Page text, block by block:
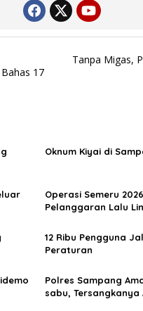
17
Tanpa Migas,
Oknum Kiyai di
Operasi Semeru
Pelanggaran Lalu
12 Ribu Pengguna
Peraturan
Polres Sampang
sabu, Tersangkanya